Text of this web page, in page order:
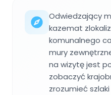
Odwiedzający
kazemat
komunalnego
mury
na wizytę jest
zobaczyć
zrozumieć